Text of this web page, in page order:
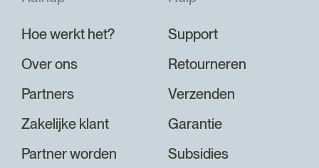
Hoe werkt het?
Over ons
Partners
Zakelijke klant
Partner worden
Support
Retourneren
Verzenden
Garantie
Subsidies